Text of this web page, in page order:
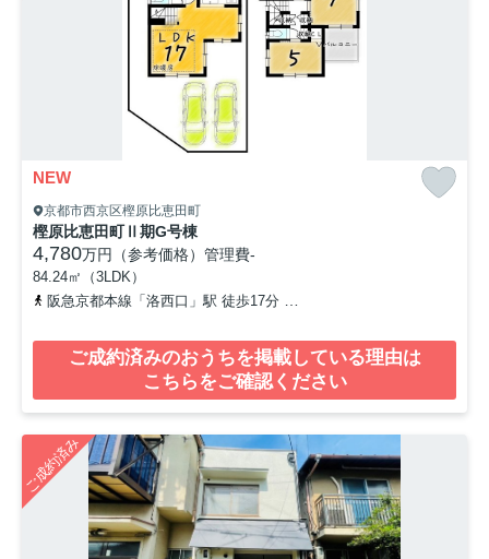
NEW
京都市西京区樫原比恵田町
樫原比恵田町Ⅱ期G号棟
4,780万円（参考価格） 管理費-
84.24㎡（3LDK）
阪急京都本線「洛西口」駅 徒歩17分
ご成約済みのおうちを掲載している理由は
こちらをご確認ください
ご成約済み